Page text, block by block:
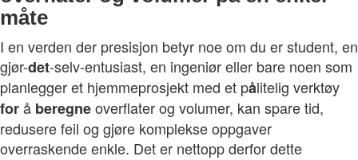
måte
I en verden der presisjon betyr noe om du er student, en
gjør-det-selv-entusiast, en ingeniør eller bare noen som
planlegger et hjemmeprosjekt med et pålitelig verktøy
forå beregneoverflater og volumer, kan spare tid,
redusere feil og gjøre komplekse oppgaver
overraskende enkle. Det er nettopp derfor dette